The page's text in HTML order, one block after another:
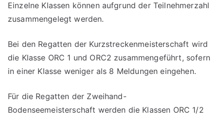
Einzelne Klassen können aufgrund der Teilnehmerzahl
zusammengelegt werden.
Bei den Regatten der Kurzstreckenmeisterschaft wird
die Klasse ORC 1 und ORC2 zusammengeführt, sofern
in einer Klasse weniger als 8 Meldungen eingehen.
Für die Regatten der Zweihand-
Bodenseemeisterschaft werden die Klassen ORC 1/2